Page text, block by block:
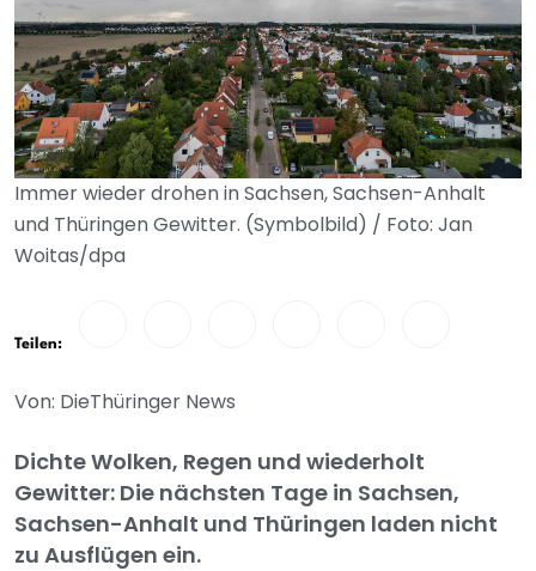
Immer wieder drohen in Sachsen, Sachsen-Anhalt
und Thüringen Gewitter. (Symbolbild) / Foto: Jan
Woitas/dpa
Teilen:
Von: DieThüringer News
Dichte Wolken, Regen und wiederholt
Gewitter: Die nächsten Tage in Sachsen,
Sachsen-Anhalt und Thüringen laden nicht
zu Ausflügen ein.